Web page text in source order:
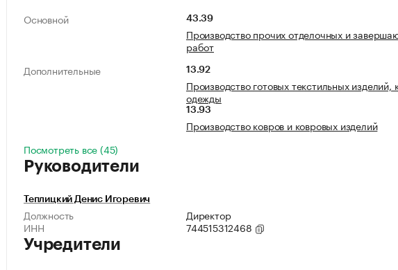
Основной 43.39
Производство прочих отделочных и
работ
Дополнительные
13.92
Производство готовых текстильных изделий,
одежды
13.93
Производство ковров и ковровых изделий
Посмотреть все (45)
Руководители
Теплицкий Денис Игоревич
Должность
Директор
ИНН
744515312468
Учредители